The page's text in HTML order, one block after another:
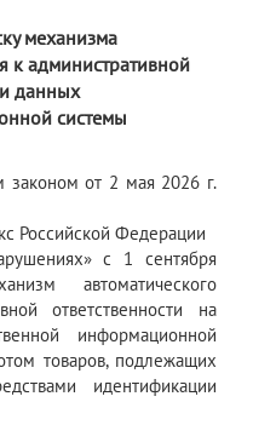
механизма
к административной
данных
системы
законом от 2 мая 2026 г.
Российской Федерации
с 1 сентября
автоматического
ответственности на
информационной
товаров, подлежащих
идентификации